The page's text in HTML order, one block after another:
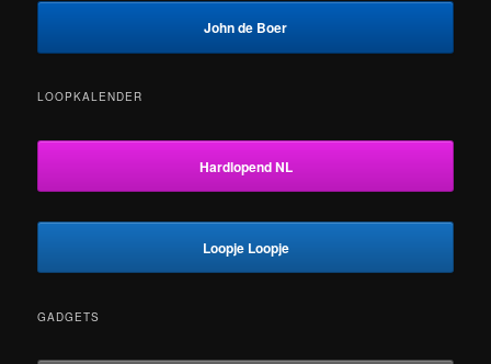
John de Boer
LOOPKALENDER
Hardlopend NL
Loopje Loopje
GADGETS